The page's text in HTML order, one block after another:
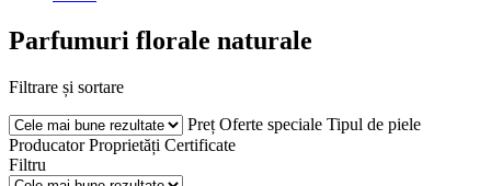
Parfumuri florale naturale
Filtrare și sortare
Preț Oferte speciale Tipul de piele
Producator Proprietăți Certificate
Filtru